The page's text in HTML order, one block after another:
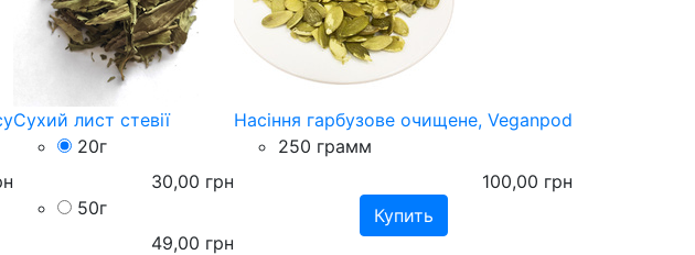
Cухий лист стевії
20г
30,00 грн
50г
49,00 грн
Насіння гарбузове очищене, Veganpod
250 грамм
100,00 грн